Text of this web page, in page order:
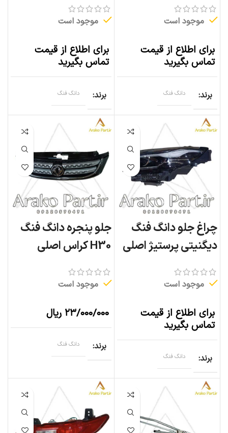
موجود است
برای اطلاع از قیمت
تماس بگیرید
برند دانگ فنگ
موجود است
برای اطلاع از قیمت
تماس بگیرید
برند دانگ فنگ
چراغ جلو دانگ فنگ
دیگنیتی پرستیژ اصلی
موجود است
برای اطلاع از قیمت
تماس بگیرید
برند دانگ فنگ
جلو پنجره دانگ فنگ
H30 کراس اصلی
موجود است
۲۳/۰۰۰/۰۰۰ ریال
برند دانگ فنگ